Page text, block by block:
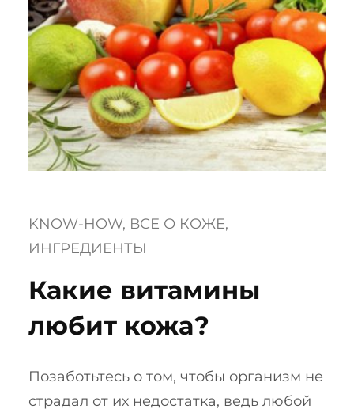
KNOW-HOW, ВСЕ О КОЖЕ
ИНГРЕДИЕНТЫ
Какие витамины
любит кожа?
Позаботьтесь о том, чтобы организм не
страдал от их недостатка, ведь любой